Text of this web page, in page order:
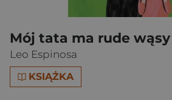
Mój tata ma rude wąsy
Leo Espinosa
KSIĄŻKA